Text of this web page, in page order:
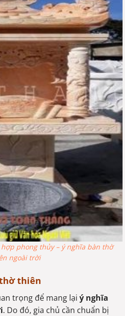
phong thủy – ý nghĩa bàn thờ
ngoài trời
thiên
trọng để mang lại ý nghĩa
. Do đó, gia chủ cần chuẩn bị